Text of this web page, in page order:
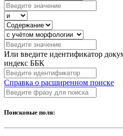
Или введите идентификатор
индекс ББК
Справка о расширенном поиске
Поисковые поля: